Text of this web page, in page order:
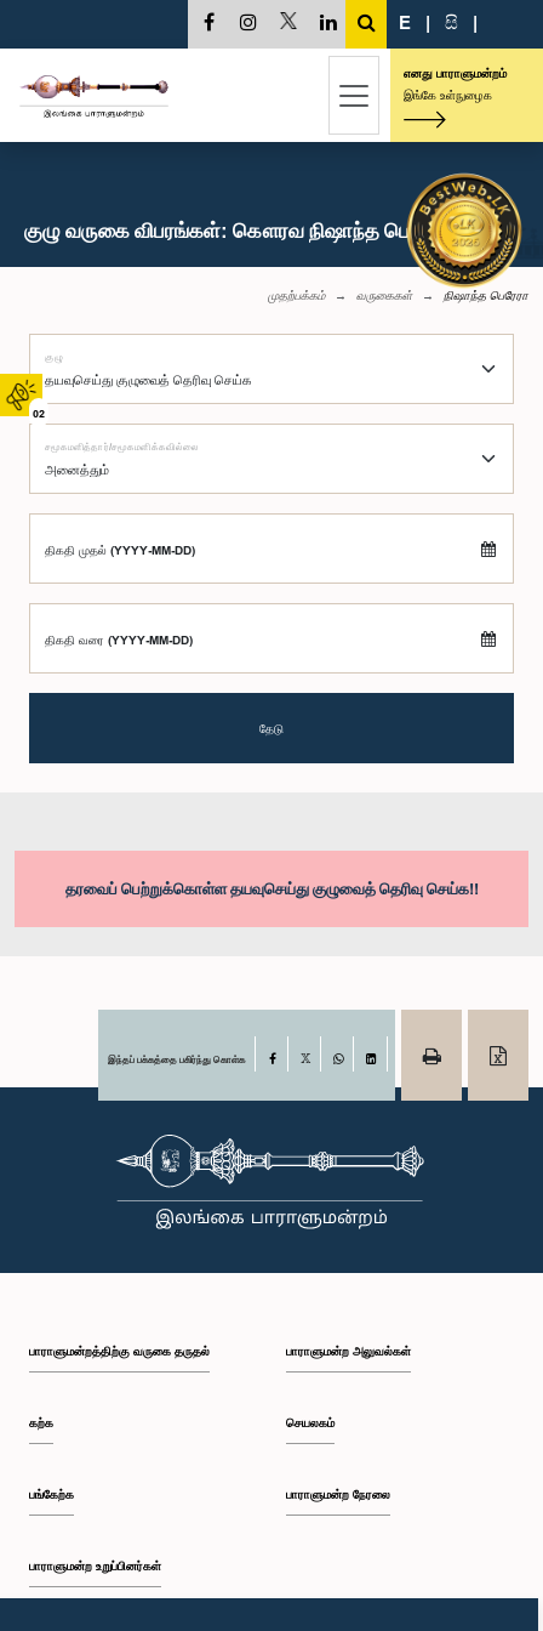
02
E | සි |
எனது பாராளுமன்றம்
இங்கே உள்நுழைக
குழு வருகை விபரங்கள்: கௌரவ நிஷாந்த பெரேரா, பா.உ.
முதற்பக்கம் வருகைகள் நிஷாந்த பெரேரா
குழு
சமூகமளித்தார்/சமூகமளிக்கவில்லை
திகதி முதல் (YYYY-MM-DD)
திகதி வரை (YYYY-MM-DD)
தேடு
தரவைப் பெற்றுக்கொள்ள தயவுசெய்து குழுவைத் தெரிவு செய்க!!
இந்தப் பக்கத்தை பகிர்ந்து கொள்க Facebook
பாராளுமன்றத்திற்கு வருகை தருதல்
கற்க
பங்கேற்க
பாராளுமன்ற உறுப்பினர்கள்
பாராளுமன்ற அலுவல்கள்
செயலகம்
பாராளுமன்ற நேரலை